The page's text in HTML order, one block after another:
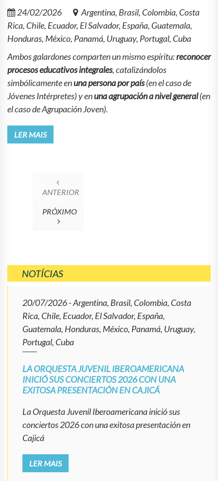
24/02/2026
Argentina, Brasil, Colombia, Costa
Rica, Chile, Ecuador, El Salvador, España, Guatemala,
Honduras, México, Panamá, Uruguay, Portugal, Cuba
Ambos galardones comparten un mismo espíritu:reconocer
procesos educativos integrales, catalizándolos
simbólicamente enuna persona por país(en el caso de
Jóvenes Intérpretes) y enuna agrupación a nivel general(en
el caso de Agrupación Joven).
LER MAIS
ANTERIOR
PRÓXIMO
NOTÍCIAS
20/07/2026- Argentina, Brasil, Colombia, Costa
Rica, Chile, Ecuador, El Salvador, España,
Guatemala, Honduras, México, Panamá, Uruguay,
Portugal, Cuba
LA ORQUESTA JUVENIL IBEROAMERICANA
INICIÓ SUS CONCIERTOS 2026 CON UNA
EXITOSA PRESENTACIÓN EN CAJICÁ
La Orquesta Juvenil Iberoamericana inició sus
conciertos 2026 con una exitosa presentación en
Cajicá
LER MAIS